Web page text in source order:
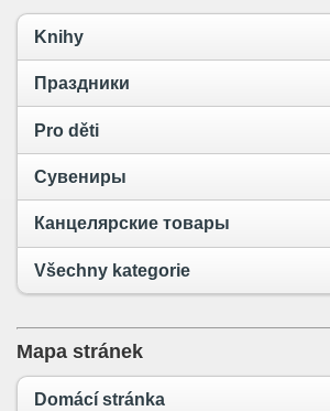
Knihy
Праздники
Pro děti
Сувениры
Канцелярские товары
Všechny kategorie
Mapa stránek
Domácí stránka